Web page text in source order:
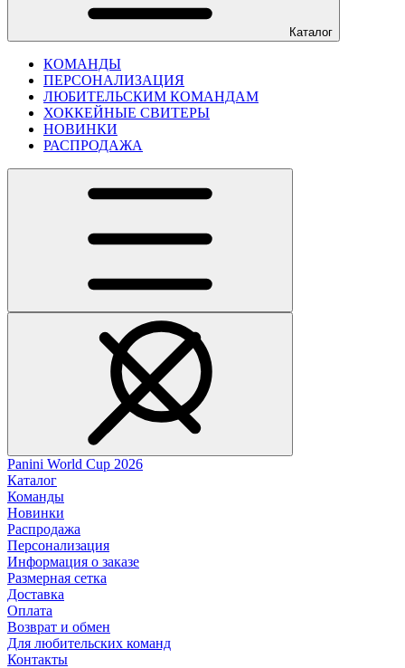
Каталог
КОМАНДЫ
ПЕРСОНАЛИЗАЦИЯ
ЛЮБИТЕЛЬСКИМ КОМАНДАМ
ХОККЕЙНЫЕ СВИТЕРЫ
НОВИНКИ
РАСПРОДАЖА
Panini World Cup 2026
Каталог
Команды
Новинки
Распродажа
Персонализация
Информация о заказе
Размерная сетка
Доставка
Оплата
Возврат и обмен
Для любительских команд
Контакты